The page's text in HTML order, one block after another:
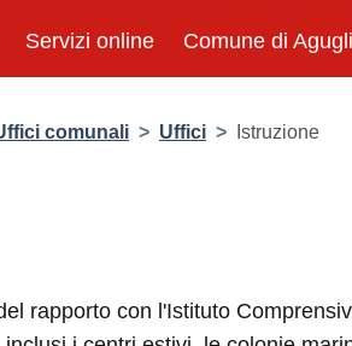
Servizi online Comune di
comunali > Uffici > Istruzione
rapporto con l'Istituto